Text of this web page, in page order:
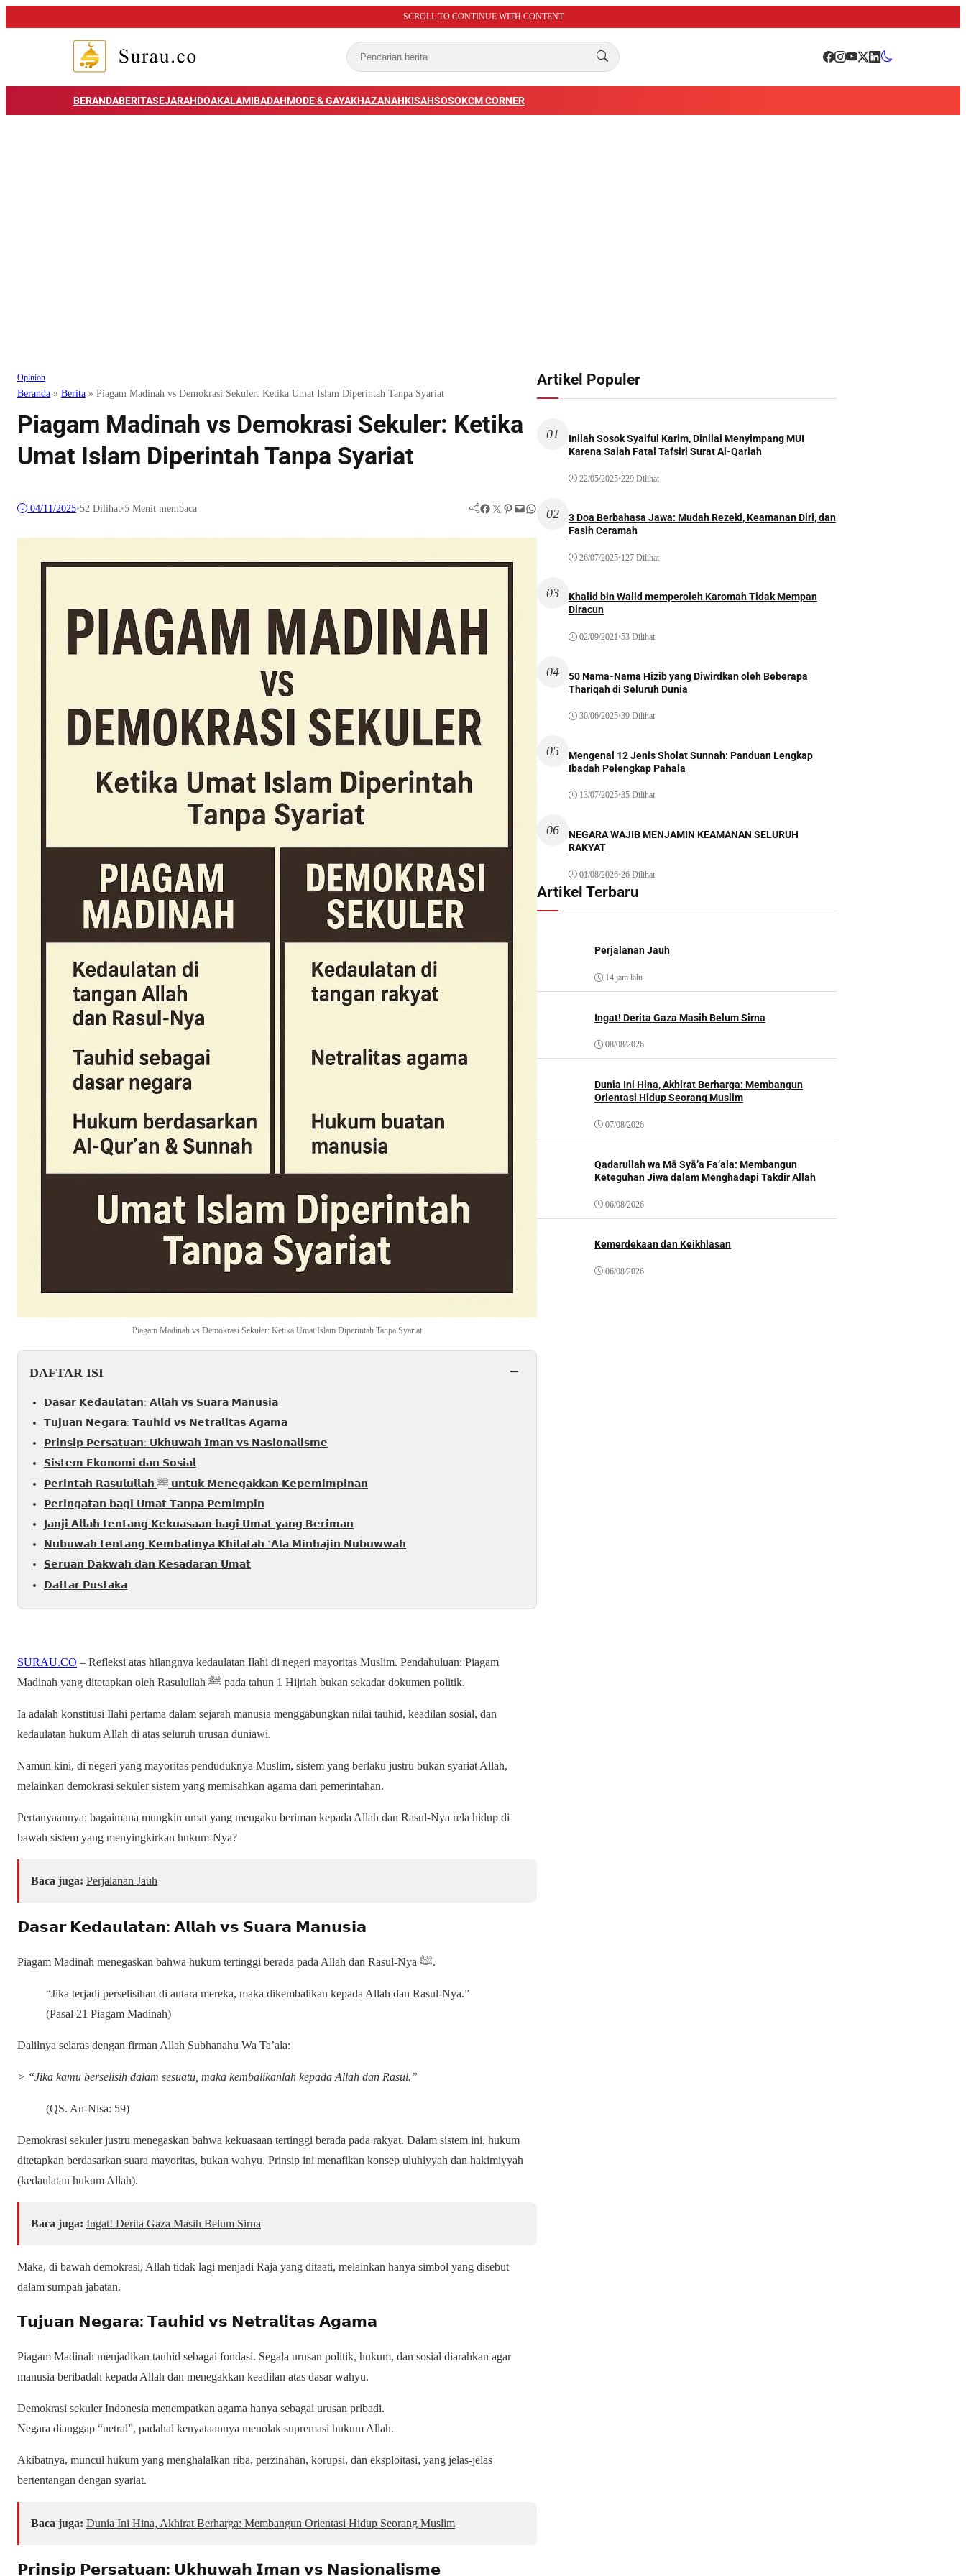
SCROLL TO CONTINUE WITH CONTENT
BERANDABERITASEJARAHDOAKALAMIBADAHMODE & GAYAKHAZANAHKISAHSOSOKCM CORNER
Opinion
Beranda » Berita » Piagam Madinah vs Demokrasi Sekuler: Ketika Umat Islam Diperintah Tanpa Syariat
Piagam Madinah vs Demokrasi Sekuler: Ketika
Umat Islam Diperintah Tanpa Syariat
04/11/2025•52 Dilihat•5 Menit membaca Facebook Twitter Pinterest Mail WhatsApp
Piagam Madinah vs Demokrasi Sekuler: Ketika Umat Islam Diperintah Tanpa Syariat
DAFTAR ISI −
𝗗𝗮𝘀𝗮𝗿 𝗞𝗲𝗱𝗮𝘂𝗹𝗮𝘁𝗮𝗻: 𝗔𝗹𝗹𝗮𝗵 𝘃𝘀 𝗦𝘂𝗮𝗿𝗮 𝗠𝗮𝗻𝘂𝘀𝗶𝗮
𝗧𝘂𝗷𝘂𝗮𝗻 𝗡𝗲𝗴𝗮𝗿𝗮: 𝗧𝗮𝘂𝗵𝗶𝗱 𝘃𝘀 𝗡𝗲𝘁𝗿𝗮𝗹𝗶𝘁𝗮𝘀 𝗔𝗴𝗮𝗺𝗮
𝗣𝗿𝗶𝗻𝘀𝗶𝗽 𝗣𝗲𝗿𝘀𝗮𝘁𝘂𝗮𝗻: 𝗨𝗸𝗵𝘂𝘄𝗮𝗵 𝗜𝗺𝗮𝗻 𝘃𝘀 𝗡𝗮𝘀𝗶𝗼𝗻𝗮𝗹𝗶𝘀𝗺𝗲
𝗦𝗶𝘀𝘁𝗲𝗺 𝗘𝗸𝗼𝗻𝗼𝗺𝗶 𝗱𝗮𝗻 𝗦𝗼𝘀𝗶𝗮𝗹
𝗣𝗲𝗿𝗶𝗻𝘁𝗮𝗵 𝗥𝗮𝘀𝘂𝗹𝘂𝗹𝗹𝗮𝗵 ﷺ 𝘂𝗻𝘁𝘂𝗸 𝗠𝗲𝗻𝗲𝗴𝗮𝗸𝗸𝗮𝗻 𝗞𝗲𝗽𝗲𝗺𝗶𝗺𝗽𝗶𝗻𝗮𝗻
𝗣𝗲𝗿𝗶𝗻𝗴𝗮𝘁𝗮𝗻 𝗯𝗮𝗴𝗶 𝗨𝗺𝗮𝘁 𝗧𝗮𝗻𝗽𝗮 𝗣𝗲𝗺𝗶𝗺𝗽𝗶𝗻
𝗝𝗮𝗻𝗷𝗶 𝗔𝗹𝗹𝗮𝗵 𝘁𝗲𝗻𝘁𝗮𝗻𝗴 𝗞𝗲𝗸𝘂𝗮𝘀𝗮𝗮𝗻 𝗯𝗮𝗴𝗶 𝗨𝗺𝗮𝘁 𝘆𝗮𝗻𝗴 𝗕𝗲𝗿𝗶𝗺𝗮𝗻
𝗡𝘂𝗯𝘂𝘄𝗮𝗵 𝘁𝗲𝗻𝘁𝗮𝗻𝗴 𝗞𝗲𝗺𝗯𝗮𝗹𝗶𝗻𝘆𝗮 𝗞𝗵𝗶𝗹𝗮𝗳𝗮𝗵 ‘𝗔𝗹𝗮 𝗠𝗶𝗻𝗵𝗮𝗷𝗶𝗻 𝗡𝘂𝗯𝘂𝘄𝘄𝗮𝗵
𝗦𝗲𝗿𝘂𝗮𝗻 𝗗𝗮𝗸𝘄𝗮𝗵 𝗱𝗮𝗻 𝗞𝗲𝘀𝗮𝗱𝗮𝗿𝗮𝗻 𝗨𝗺𝗮𝘁
𝗗𝗮𝗳𝘁𝗮𝗿 𝗣𝘂𝘀𝘁𝗮𝗸𝗮
SURAU.CO – Refleksi atas hilangnya kedaulatan Ilahi di negeri mayoritas Muslim. Pendahuluan: Piagam
Madinah yang ditetapkan oleh Rasulullah ﷺ pada tahun 1 Hijriah bukan sekadar dokumen politik.
Ia adalah konstitusi Ilahi pertama dalam sejarah manusia menggabungkan nilai tauhid, keadilan sosial, dan
kedaulatan hukum Allah di atas seluruh urusan duniawi.
Namun kini, di negeri yang mayoritas penduduknya Muslim, sistem yang berlaku justru bukan syariat Allah,
melainkan demokrasi sekuler sistem yang memisahkan agama dari pemerintahan.
Pertanyaannya: bagaimana mungkin umat yang mengaku beriman kepada Allah dan Rasul-Nya rela hidup di
bawah sistem yang menyingkirkan hukum-Nya?
Baca juga: Perjalanan Jauh
𝗗𝗮𝘀𝗮𝗿 𝗞𝗲𝗱𝗮𝘂𝗹𝗮𝘁𝗮𝗻: 𝗔𝗹𝗹𝗮𝗵 𝘃𝘀 𝗦𝘂𝗮𝗿𝗮 𝗠𝗮𝗻𝘂𝘀𝗶𝗮
Piagam Madinah menegaskan bahwa hukum tertinggi berada pada Allah dan Rasul-Nya ﷺ.
“Jika terjadi perselisihan di antara mereka, maka dikembalikan kepada Allah dan Rasul-Nya.”
(Pasal 21 Piagam Madinah)
Dalilnya selaras dengan firman Allah Subhanahu Wa Ta’ala:
> “Jika kamu berselisih dalam sesuatu, maka kembalikanlah kepada Allah dan Rasul.”
(QS. An-Nisa: 59)
Demokrasi sekuler justru menegaskan bahwa kekuasaan tertinggi berada pada rakyat. Dalam sistem ini, hukum
ditetapkan berdasarkan suara mayoritas, bukan wahyu. Prinsip ini menafikan konsep uluhiyyah dan hakimiyyah
(kedaulatan hukum Allah).
Baca juga: Ingat! Derita Gaza Masih Belum Sirna
Maka, di bawah demokrasi, Allah tidak lagi menjadi Raja yang ditaati, melainkan hanya simbol yang disebut
dalam sumpah jabatan.
𝗧𝘂𝗷𝘂𝗮𝗻 𝗡𝗲𝗴𝗮𝗿𝗮: 𝗧𝗮𝘂𝗵𝗶𝗱 𝘃𝘀 𝗡𝗲𝘁𝗿𝗮𝗹𝗶𝘁𝗮𝘀 𝗔𝗴𝗮𝗺𝗮
Piagam Madinah menjadikan tauhid sebagai fondasi. Segala urusan politik, hukum, dan sosial diarahkan agar
manusia beribadah kepada Allah dan menegakkan keadilan atas dasar wahyu.
Demokrasi sekuler Indonesia menempatkan agama hanya sebagai urusan pribadi.
Negara dianggap “netral”, padahal kenyataannya menolak supremasi hukum Allah.
Akibatnya, muncul hukum yang menghalalkan riba, perzinahan, korupsi, dan eksploitasi, yang jelas-jelas
bertentangan dengan syariat.
Baca juga: Dunia Ini Hina, Akhirat Berharga: Membangun Orientasi Hidup Seorang Muslim
𝗣𝗿𝗶𝗻𝘀𝗶𝗽 𝗣𝗲𝗿𝘀𝗮𝘁𝘂𝗮𝗻: 𝗨𝗸𝗵𝘂𝘄𝗮𝗵 𝗜𝗺𝗮𝗻 𝘃𝘀 𝗡𝗮𝘀𝗶𝗼𝗻𝗮𝗹𝗶𝘀𝗺𝗲
Artikel Populer
01
Inilah Sosok Syaiful Karim, Dinilai Menyimpang MUI
Karena Salah Fatal Tafsiri Surat Al-Qariah
22/05/2025•229 Dilihat
02
3 Doa Berbahasa Jawa: Mudah Rezeki, Keamanan Diri, dan
Fasih Ceramah
26/07/2025•127 Dilihat
03
Khalid bin Walid memperoleh Karomah Tidak Mempan
Diracun
02/09/2021•53 Dilihat
04
50 Nama-Nama Hizib yang Diwirdkan oleh Beberapa
Thariqah di Seluruh Dunia
30/06/2025•39 Dilihat
05
Mengenal 12 Jenis Sholat Sunnah: Panduan Lengkap
Ibadah Pelengkap Pahala
13/07/2025•35 Dilihat
06
NEGARA WAJIB MENJAMIN KEAMANAN SELURUH
RAKYAT
01/08/2026•26 Dilihat
Artikel Terbaru
Perjalanan Jauh
14 jam lalu
Ingat! Derita Gaza Masih Belum Sirna
08/08/2026
Dunia Ini Hina, Akhirat Berharga: Membangun
Orientasi Hidup Seorang Muslim
07/08/2026
Qadarullah wa Mā Syā’a Fa’ala: Membangun
Keteguhan Jiwa dalam Menghadapi Takdir Allah
06/08/2026
Kemerdekaan dan Keikhlasan
06/08/2026